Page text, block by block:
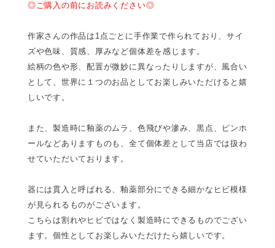
◎ご購入の前にお読みください◎
作家さんの作品は1点ごとに手作業で作られており、サイ
ズや色味、質感、厚みなど個体差を感じます。
絵柄の色や形、配置が微妙に異なったりしますが、風合い
として、世界に１つのお品としてお楽しみいただけると嬉
しいです。
また、製造時に釉薬のムラ、色飛びや滲み、黒点、ピンホ
ールなどありますものも、全て個体差として当店では扱わ
せていただいております。
器には貫入と呼ばれる、釉薬部分にできる細かなヒビ模様
が見られるものがございます。
こちらは割れやヒビではなく製造時にできるものでござい
ます。個性としてお楽しみいただけたら嬉しいです。